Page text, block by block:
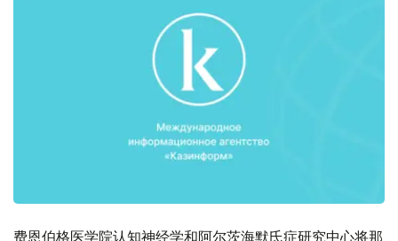
费恩伯格医学院认知神经学和阿尔茨海默氏症研究中心将那